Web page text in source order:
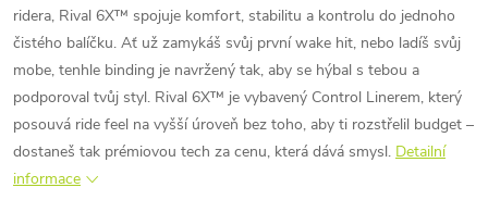
ridera, Rival 6X™ spojuje komfort, stabilitu a kontrolu do jednoho
čistého balíčku. Ať už zamykáš svůj první wake hit, nebo ladíš svůj
mobe, tenhle binding je navržený tak, aby se hýbal s tebou a
podporoval tvůj styl. Rival 6X™ je vybavený Control Linerem, který
posouvá ride feel na vyšší úroveň bez toho, aby ti rozstřelil budget –
dostaneš tak prémiovou tech za cenu, která dává smysl. Detailní
informace